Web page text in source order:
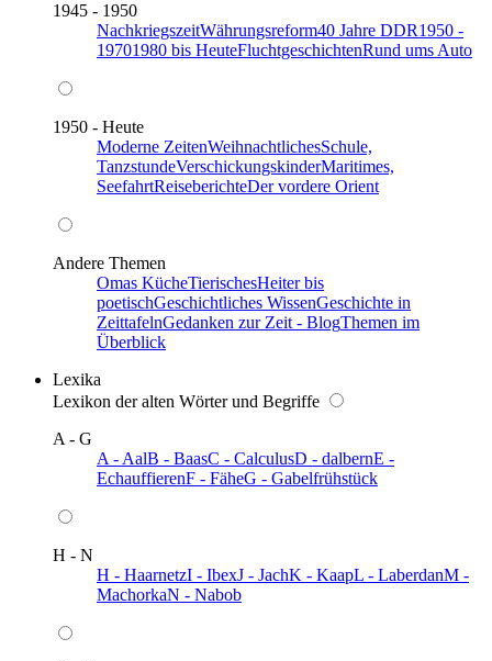
1945 - 1950
NachkriegszeitWährungsreform40 Jahre DDR1950 -
19701980 bis HeuteFluchtgeschichtenRund ums Auto
1950 - Heute
Moderne ZeitenWeihnachtlichesSchule,
TanzstundeVerschickungskinderMaritimes,
SeefahrtReiseberichteDer vordere Orient
Andere Themen
Omas KücheTierischesHeiter bis
poetischGeschichtliches WissenGeschichte in
ZeittafelnGedanken zur Zeit - BlogThemen im
Überblick
Lexika
Lexikon der alten Wörter und Begriffe
A - G
A - AalB - BaasC - CalculusD - dalbernE -
EchauffierenF - FäheG - Gabelfrühstück
H - N
H - HaarnetzI - IbexJ - JachK - KaapL - LaberdanM -
MachorkaN - Nabob